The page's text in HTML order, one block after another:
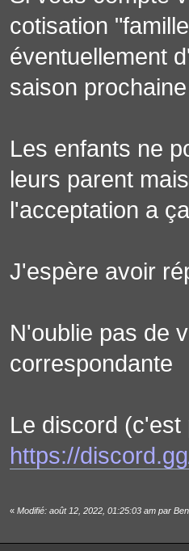
cotisation
éventuellement
saison
Les enfants ne
leurs parent
l'acceptation a
J'espère avoir
N'oublie pas de
correspondante
Le discord
https://
« Modifié: août 12, 2022, 01:25:03 am par